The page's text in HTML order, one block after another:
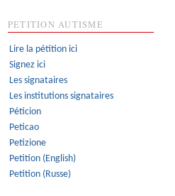
PETITION AUTISME
Lire la pétition ici
Signez ici
Les signataires
Les institutions signataires
Péticion
Peticao
Petizione
Petition (English)
Petition (Russe)